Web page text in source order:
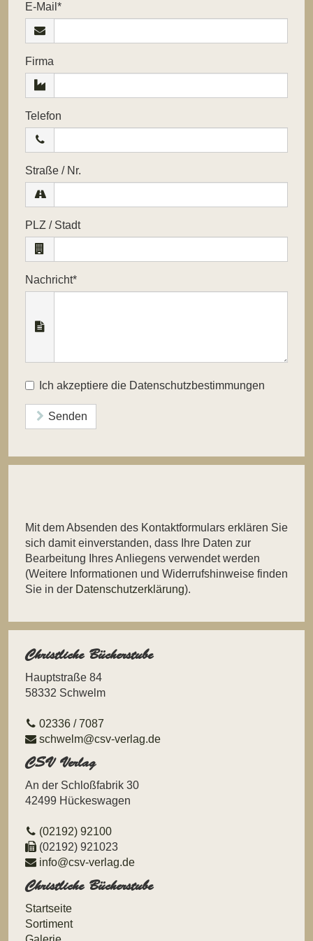
E-Mail Pflichtfeld
*
Firma
Telefon
Straße / Nr.
PLZ / Stadt
NachrichtPflichtfeld
*
Ich akzeptiere die Datenschutzbestimmungen
Senden
Mit dem Absenden des Kontaktformulars erklären Sie
sich damit einverstanden, dass Ihre Daten zur
Bearbeitung Ihres Anliegens verwendet werden
(Weitere Informationen und Widerrufshinweise finden
Sie in der Datenschutzerklärung).
Christliche Bücherstube
Hauptstraße 84
58332 Schwelm
02336 / 7087
schwelm@csv-verlag.de
CSV Verlag
An der Schloßfabrik 30
42499 Hückeswagen
(02192) 92100
(02192) 921023
info@csv-verlag.de
Christliche Bücherstube
Navigation
überspringen
Startseite
Sortiment